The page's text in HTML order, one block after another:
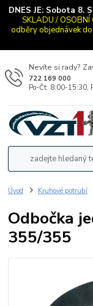
DNES JE: Sobota 8.
SKLADU /
odběry objednávek
Nevíte si rady?
722 169 000
Po-Čt: 8:00-15:30,
Úvod Kruhové potrubí
Odbočka
355/355